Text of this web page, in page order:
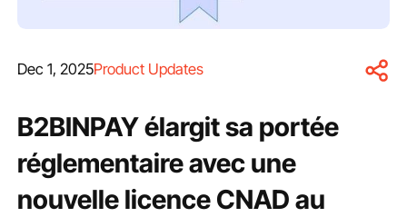
Dec 1, 2025Product Updates
B2BINPAY élargit sa portée
réglementaire avec une
nouvelle licence CNAD au